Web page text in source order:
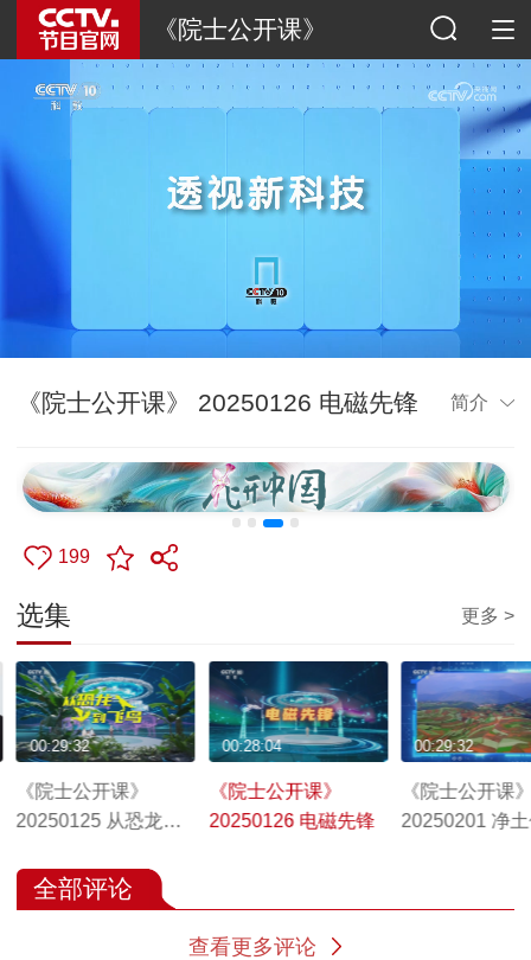
《院士公开课》
《院士公开课》 20250126 电磁先锋 简介
199
选集 更多 >
《院士公开课》
20250125 从恐龙到
00:29:32
《院士公开课》
20250126 电磁先锋
00:28:04
《院士公开课
20250201 净
00:29:32
全部评论
查看更多评论